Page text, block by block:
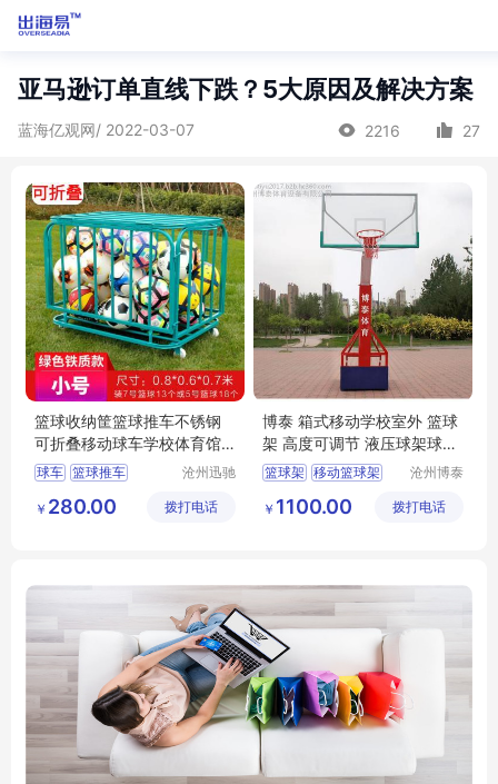
亚马逊订单直线下跌？5大原因及解决方案
蓝海亿观网/ 2022-03-07 2216 27
篮球收纳筐篮球推车不锈钢
可折叠移动球车学校体育馆
足球排球
球车 篮球推车
折叠式篮球推车
沧州迅驰
有限公司
￥ 280.00 拨打电话
博泰 箱式移动学校室外 篮球
架 高度可调节 液压球架球框
供应厂家
篮球架 移动篮球架
篮球架高度 液压球框
沧州博泰
有限公司
￥ 1100.00 拨打电话